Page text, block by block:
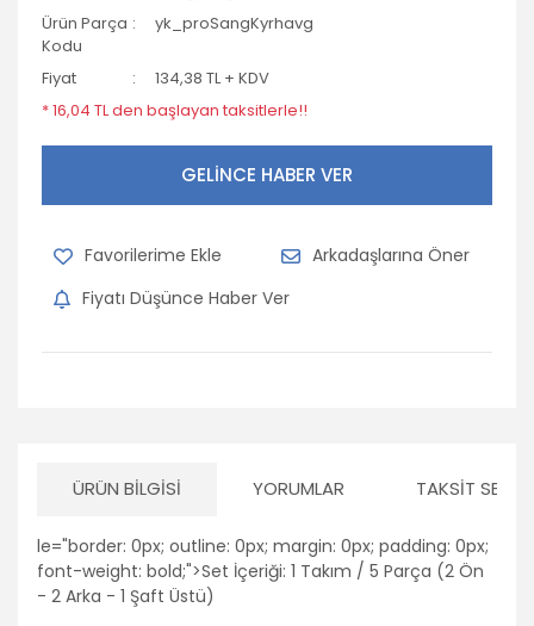
Ürün Parça
Kodu
yk_proSangKyrhavg
Fiyat
134,38 TL + KDV
* 16,04 TL den başlayan taksitlerle!!
GELİNCE HABER VER
Arkadaşlarına Öner
Fiyatı Düşünce Haber Ver
ÜRÜN BILGISI YORUMLAR TAKSIT
le="border: 0px; outline: 0px; margin: 0px; padding: 0px;
font-weight: bold;">Set İçeriği: 1 Takım / 5 Parça (2 Ön
- 2 Arka - 1 Şaft Üstü)